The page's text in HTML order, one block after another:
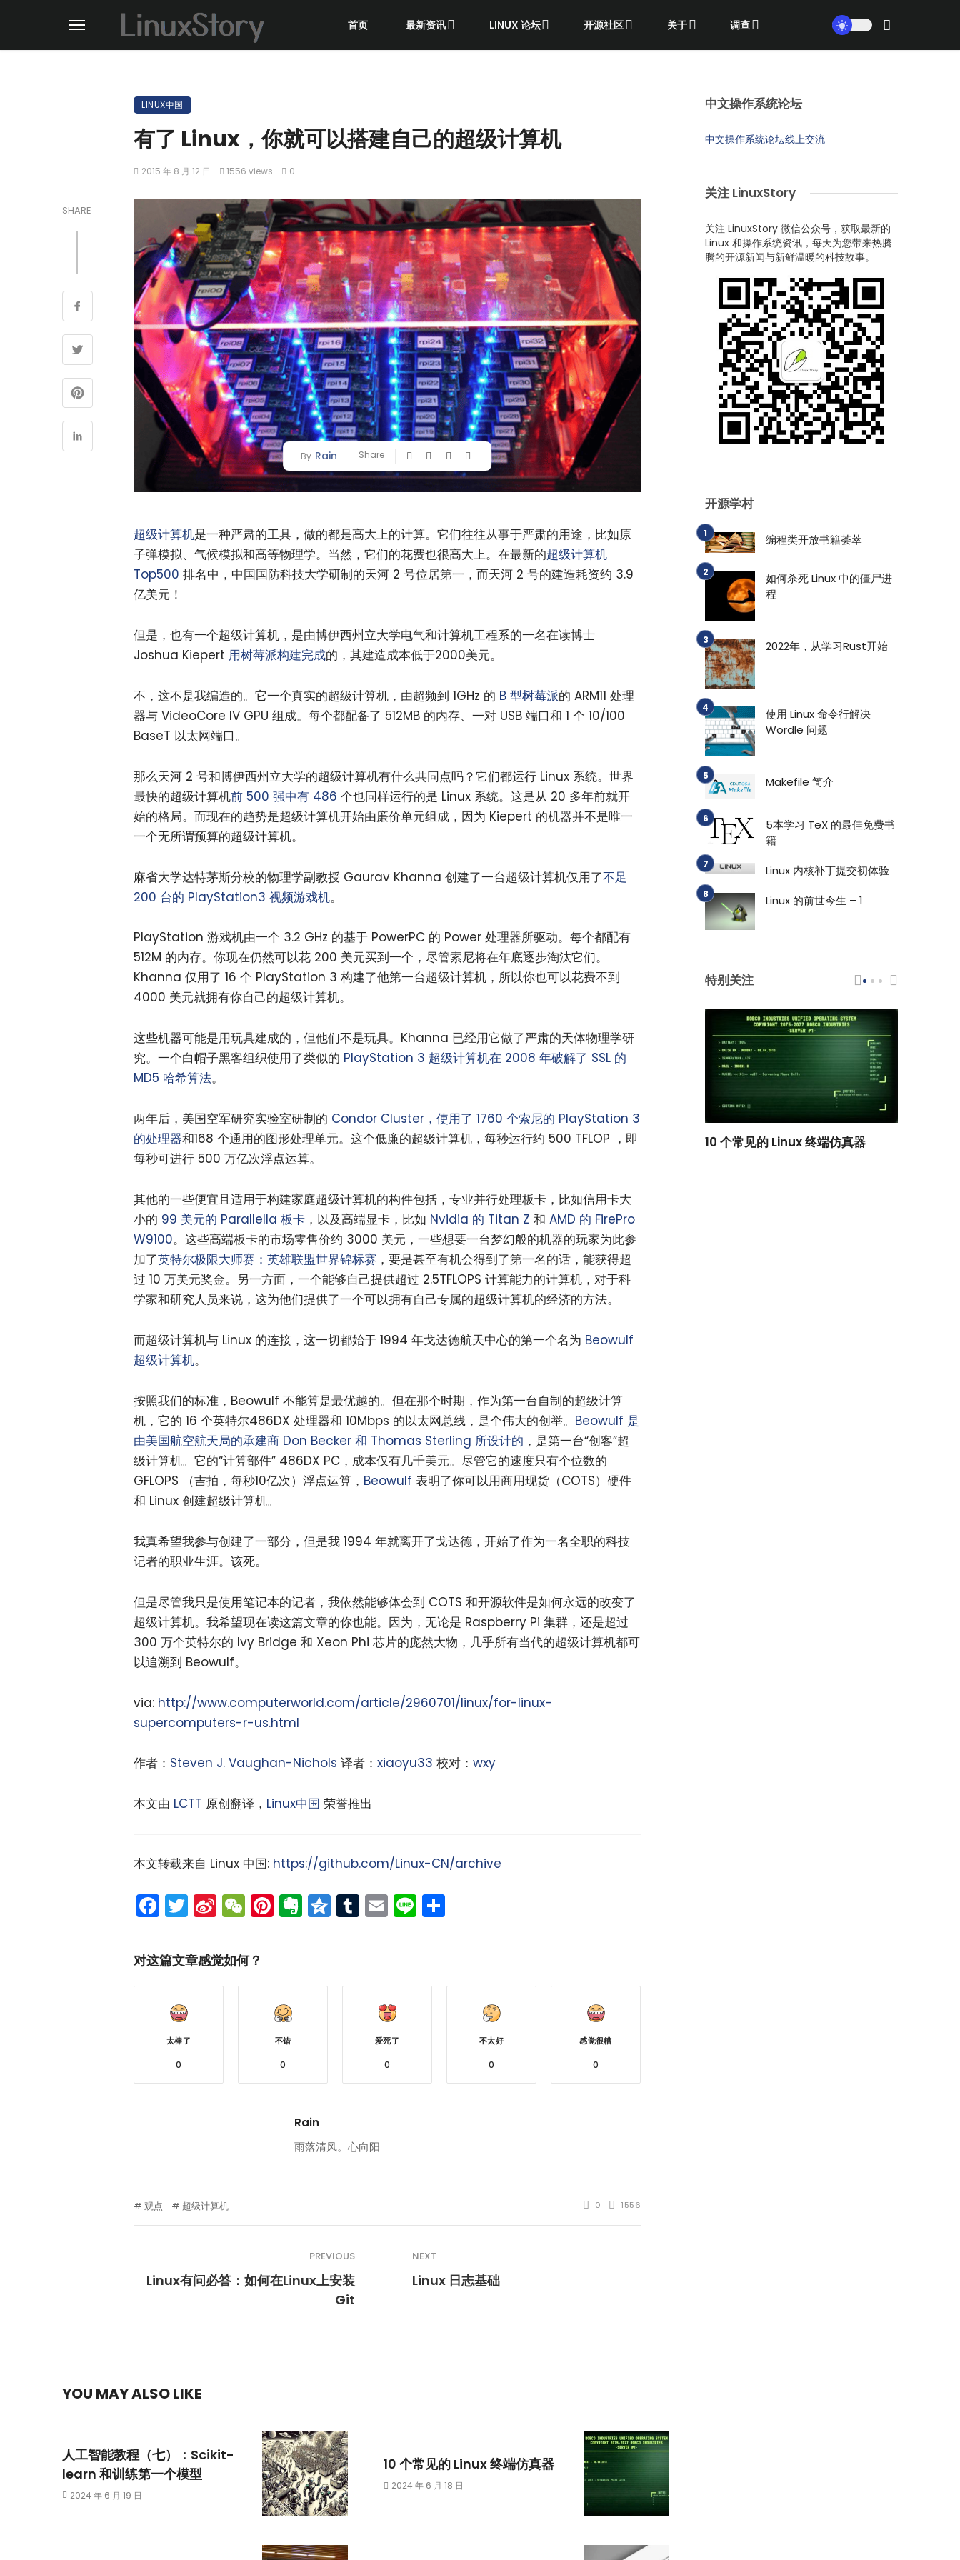
首页 最新资讯 LINUX 论坛 开源社区 关于 调查
LINUX中国
有了 Linux，你就可以搭建自己的超级计算机
2015 年 8 月 12 日 1556 views 0
SHARE
By Rain Share
超级计算机是一种严肃的工具，做的都是高大上的计算。它们往往从事于严肃的用途，比如原
子弹模拟、气候模拟和高等物理学。当然，它们的花费也很高大上。在最新的超级计算机
Top500 排名中，中国国防科技大学研制的天河 2 号位居第一，而天河 2 号的建造耗资约 3.9
亿美元！
但是，也有一个超级计算机，是由博伊西州立大学电气和计算机工程系的一名在读博士
Joshua Kiepert 用树莓派构建完成的，其建造成本低于2000美元。
不，这不是我编造的。它一个真实的超级计算机，由超频到 1GHz 的 B 型树莓派的 ARM11 处理
器与 VideoCore IV GPU 组成。每个都配备了 512MB 的内存、一对 USB 端口和 1 个 10/100
BaseT 以太网端口。
那么天河 2 号和博伊西州立大学的超级计算机有什么共同点吗？它们都运行 Linux 系统。世界
最快的超级计算机前 500 强中有 486 个也同样运行的是 Linux 系统。这是从 20 多年前就开
始的格局。而现在的趋势是超级计算机开始由廉价单元组成，因为 Kiepert 的机器并不是唯一
一个无所谓预算的超级计算机。
麻省大学达特茅斯分校的物理学副教授 Gaurav Khanna 创建了一台超级计算机仅用了不足
200 台的 PlayStation3 视频游戏机。
PlayStation 游戏机由一个 3.2 GHz 的基于 PowerPC 的 Power 处理器所驱动。每个都配有
512M 的内存。你现在仍然可以花 200 美元买到一个，尽管索尼将在年底逐步淘汰它们。
Khanna 仅用了 16 个 PlayStation 3 构建了他第一台超级计算机，所以你也可以花费不到
4000 美元就拥有你自己的超级计算机。
这些机器可能是用玩具建成的，但他们不是玩具。Khanna 已经用它做了严肃的天体物理学研
究。一个白帽子黑客组织使用了类似的 PlayStation 3 超级计算机在 2008 年破解了 SSL 的
MD5 哈希算法。
两年后，美国空军研究实验室研制的 Condor Cluster，使用了 1760 个索尼的 PlayStation 3
的处理器和168 个通用的图形处理单元。这个低廉的超级计算机，每秒运行约 500 TFLOP ，即
每秒可进行 500 万亿次浮点运算。
其他的一些便宜且适用于构建家庭超级计算机的构件包括，专业并行处理板卡，比如信用卡大
小的 99 美元的 Parallella 板卡 ，以及高端显卡，比如 Nvidia 的 Titan Z 和 AMD 的 FirePro
W9100。这些高端板卡的市场零售价约 3000 美元，一些想要一台梦幻般的机器的玩家为此参
加了英特尔极限大师赛：英雄联盟世界锦标赛 ，要是甚至有机会得到了第一名的话，能获得超
过 10 万美元奖金。另一方面，一个能够自己提供超过 2.5TFLOPS 计算能力的计算机，对于科
学家和研究人员来说，这为他们提供了一个可以拥有自己专属的超级计算机的经济的方法。
而超级计算机与 Linux 的连接，这一切都始于 1994 年戈达德航天中心的第一个名为 Beowulf
超级计算机。
按照我们的标准，Beowulf 不能算是最优越的。但在那个时期，作为第一台自制的超级计算
机，它的 16 个英特尔486DX 处理器和 10Mbps 的以太网总线，是个伟大的创举。 Beowulf 是
由美国航空航天局的承建商 Don Becker 和 Thomas Sterling 所设计的 ，是第一台“创客”超
级计算机。它的“计算部件” 486DX PC，成本仅有几千美元。尽管它的速度只有个位数的
GFLOPS （吉拍，每秒10亿次）浮点运算， Beowulf 表明了你可以用商用现货（COTS）硬件
和 Linux 创建超级计算机。
我真希望我参与创建了一部分，但是我 1994 年就离开了戈达德，开始了作为一名全职的科技
记者的职业生涯。该死。
但是尽管我只是使用笔记本的记者，我依然能够体会到 COTS 和开源软件是如何永远的改变了
超级计算机。我希望现在读这篇文章的你也能。因为，无论是 Raspberry Pi 集群，还是超过
300 万个英特尔的 Ivy Bridge 和 Xeon Phi 芯片的庞然大物，几乎所有当代的超级计算机都可
以追溯到 Beowulf。
via: http://www.computerworld.com/article/2960701/linux/for-linux-
supercomputers-r-us.html
作者： Steven J. Vaughan-Nichols 译者： xiaoyu33 校对： wxy
本文由 LCTT 原创翻译， Linux中国 荣誉推出
本文转载来自 Linux 中国: https://github.com/Linux-CN/archive
Facebook
Twitter
Sina
Weibo
WeChat
Pinterest
Evernote
Qzone
Tumblr
Email
Line
对这篇文章感觉如何？
太棒了
0
不错
0
爱死了
0
不太好
0
感觉很糟
0
Rain
雨落清风。心向阳
观点 超级计算机 0 1556
PREVIOUS
Linux有问必答：如何在Linux上安装
Git
NEXT
Linux 日志基础
YOU MAY ALSO LIKE
人工智能教程（七）：Scikit-
learn 和训练第一个模型
2024 年 6 月 19 日
10 个常见的 Linux 终端仿真器
2024 年 6 月 18 日
中文操作系统论坛
中文操作系统论坛线上交流
关注 LinuxStory
关注 LinuxStory 微信公众号，获取最新的
Linux 和操作系统资讯，每天为您带来热腾
腾的开源新闻与新鲜温暖的科技故事。
开源学村
编程类开放书籍荟萃
如何杀死 Linux 中的僵尸进
程
2022年，从学习Rust开始
使用 Linux 命令行解决
Wordle 问题
Makefile 简介
5本学习 TeX 的最佳免费书
籍
Linux 内核补丁提交初体验
Linux 的前世今生 – 1
特别关注
小白观察：Let&apos;s Encrpt 正更开放的分布式事务 | Fescar 品牌
10 个常见的 Linux 终端仿真器